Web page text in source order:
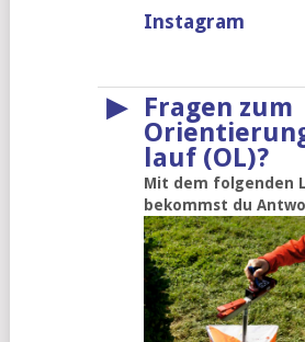
Instagram
▶
Fragen zum
lauf (OL)?
Mit dem folgenden
bekommst du